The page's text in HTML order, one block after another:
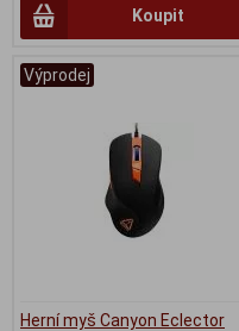
Koupit
Výprodej
Herní myš Canyon Eclector